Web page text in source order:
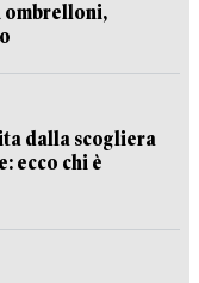
ombrelloni,
dalla scogliera
ecco chi è